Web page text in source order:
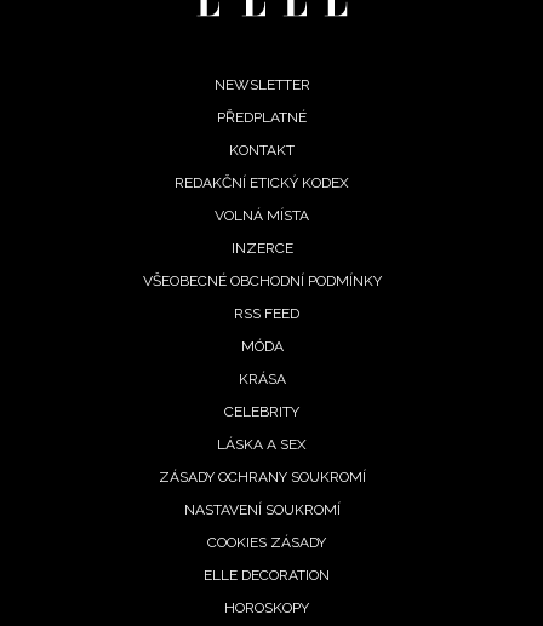
NEWSLETTER
PŘEDPLATNÉ
KONTAKT
REDAKČNÍ ETICKÝ KODEX
VOLNÁ MÍSTA
INZERCE
VŠEOBECNÉ OBCHODNÍ PODMÍNKY
RSS FEED
MÓDA
KRÁSA
CELEBRITY
LÁSKA A SEX
ZÁSADY OCHRANY SOUKROMÍ
NASTAVENÍ SOUKROMÍ
COOKIES ZÁSADY
ELLE DECORATION
HOROSKOPY